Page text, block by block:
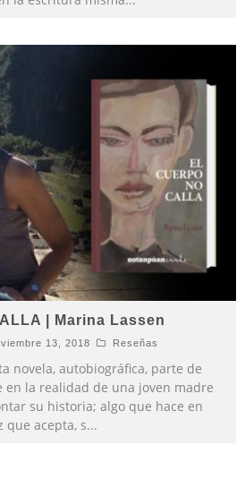
| Marina Lassen
13, 2018 Reseñas
novela, autobiográfica, parte de
la realidad de una joven madre
su historia; algo que hace en
que acepta, s...